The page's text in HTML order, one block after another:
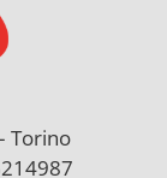
Torino